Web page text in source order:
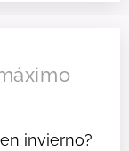
invierno?